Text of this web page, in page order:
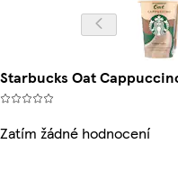
Starbucks Oat
Zatím žádné hodnocení